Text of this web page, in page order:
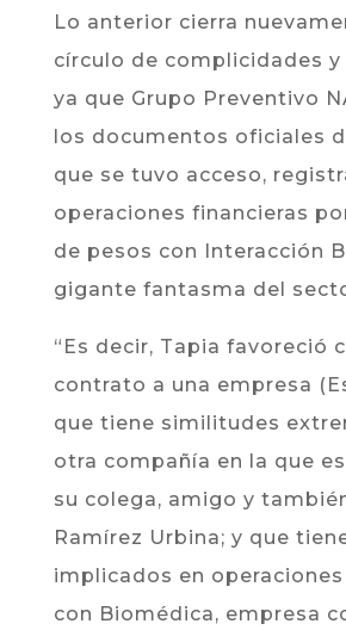
Lo anterior cierra
círculo de complicidades y
ya que Grupo Preventivo
los documentos oficiales
que se tuvo acceso,
operaciones financieras
de pesos con Interacción
gigante fantasma del
“Es decir, Tapia favoreció
contrato a una empresa
que tiene similitudes
otra compañía en la que
su colega, amigo y
Ramírez Urbina; y que
implicados en
con Biomédica, empresa